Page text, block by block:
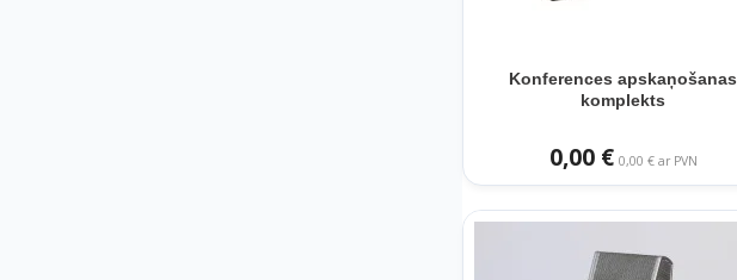
Konferences apskaņošanas
komplekts
0,00 € 0,00 € ar PVN